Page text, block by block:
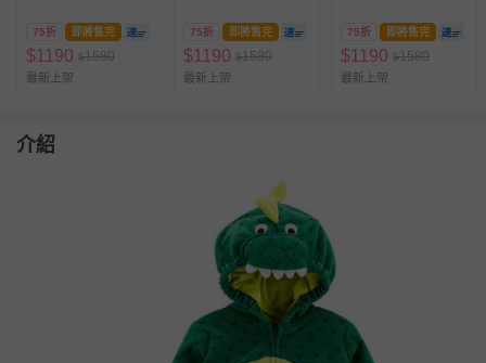
M)
75折 即將售完
$1190 $1580
最新上架
75折 即將售完
$1190 $1580
最新上架
75折 即將售完
$1190 $1580
最新上架
介紹